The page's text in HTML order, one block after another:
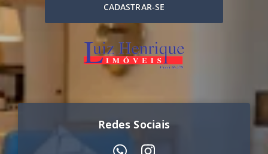
CADASTRAR-SE
Redes Sociais